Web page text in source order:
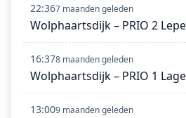
22:367 maanden geleden
Wolphaartsdijk – PRIO 2
16:378 maanden geleden
Wolphaartsdijk – PRIO 1
13:009 maanden geleden